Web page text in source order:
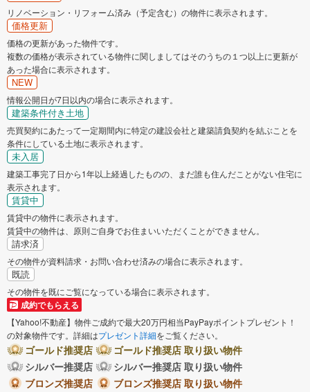
リノベーション・リフォーム済み（予定含む）の物件に表示されます。
価格更新
価格の更新があった物件です。
複数の価格が表示されている物件に関しましてはそのうちの１つ以上に更新が
あった場合に表示されます。
NEW
情報公開日が7日以内の場合に表示されます。
建築条件付き土地
売買契約にあたって一定期間内に特定の建設会社と建築請負契約を結ぶことを
条件にしている土地に表示されます。
未入居
建築工事完了日から1年以上経過したものの、まだ誰も住んだことがない住宅に
表示されます。
賃貸中
賃貸中の物件に表示されます。
賃貸中の物件は、原則ご自身でお住まいいただくことができません。
請求済
その物件が資料請求・お問い合わせ済みの場合に表示されます。
既読
その物件を既にご覧になっている場合に表示されます。
成約でもらえる
【Yahoo!不動産】物件ご成約で最大20万円相当PayPayポイントプレゼント！
の対象物件です。詳細はプレゼント詳細をご覧ください。
ゴールド推奨店
ゴールド推奨店 取り扱い物件
シルバー推奨店
シルバー推奨店 取り扱い物件
ブロンズ推奨店
ブロンズ推奨店 取り扱い物件